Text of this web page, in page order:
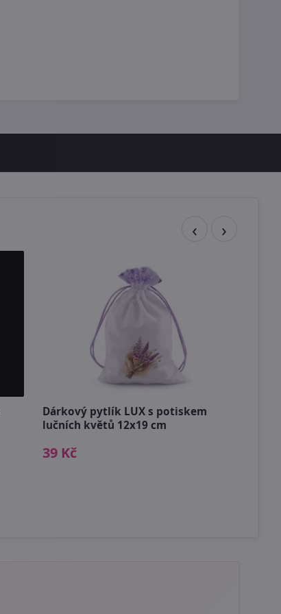
Dárkový pytlík LUX s potiskem
lučních květů 12x19 cm
39 Kč